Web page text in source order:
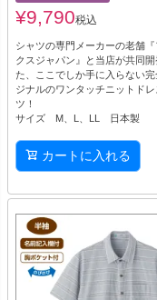
¥9,790税込
シャツの専門メーカーの老舗『
クスジャパン』と当店が共同開
た、ここでしか手に入らない完
ジナルのワンタッチニットドレ
ツ！
サイズ M、L、LL 日本製
カートに入れる